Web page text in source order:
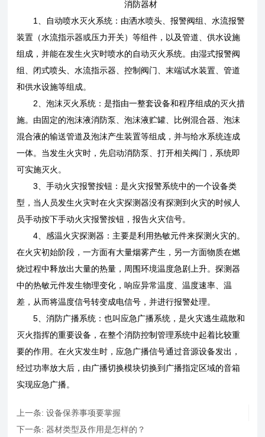
消防器材
1、自动喷水灭火系统：由洒水喷头、报警阀组、水流报警
装置（水流指示器或压力开关）等组件，以及管道、供水设施
组成，并能在发生火灾时喷水的自动灭火系统。由湿式报警阀
组、闭式喷头、水流指示器、控制阀门、末端试水装置、管道
和供水设施等组成。
2、泡沫灭火系统：是指由一整套设备和程序组成的灭火措
施。由固定的泡沫液消防泵、泡沫液贮罐、比例混合器、泡沫
混合液的输送管道及泡沫产生装置等组成，并与给水系统连成
一体。当发生火灾时，先启动消防泵、打开相关阀门，系统即
可实施灭火。
3、手动火灾报警按钮：是火灾报警系统中的一个设备类
型，当人员发生火灾时在火灾探测器没有探测到火灾的时候人
员手动按下手动火灾报警按钮，报告火灾信号。
4、感温火灾探测器：主要是利用热敏元件来探测火灾的。
在火灾初始阶段，一方面有大量烟雾产生，另一方面物质在燃
烧过程中释放出大量的热量，周围环境温度急剧上升。探测器
中的热敏元件发生物理变化，响应异常温度、温度速率、温
差，从而将温度信号转变成电信号，并进行报警处理。
5、消防广播系统：也叫应急广播系统，是火灾逃生疏散和
灭火指挥的重要设备，在整个消防控制管理系统中起着比较重
要的作用。在火灾发生时，应急广播信号通过音源设备发出，
经过功率放大后，由广播切换模块切换到广播指定区域的音箱
实现应急广播。
上一条:设备保养事项要掌握
下一条:器材类型及作用是怎样的？